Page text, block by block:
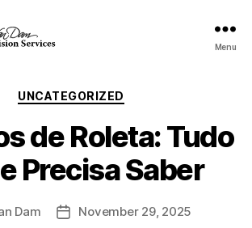
Menu
UNCATEGORIZED
de Roleta: Tudo
Precisa Saber
Dam
November 29, 2025